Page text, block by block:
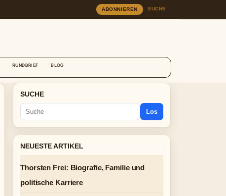
ABONNIEREN SUCHE
RUNDBRIEF BLOG
SUCHE
Los
NEUESTE ARTIKEL
Thorsten Frei: Biografie, Familie und
politische Karriere